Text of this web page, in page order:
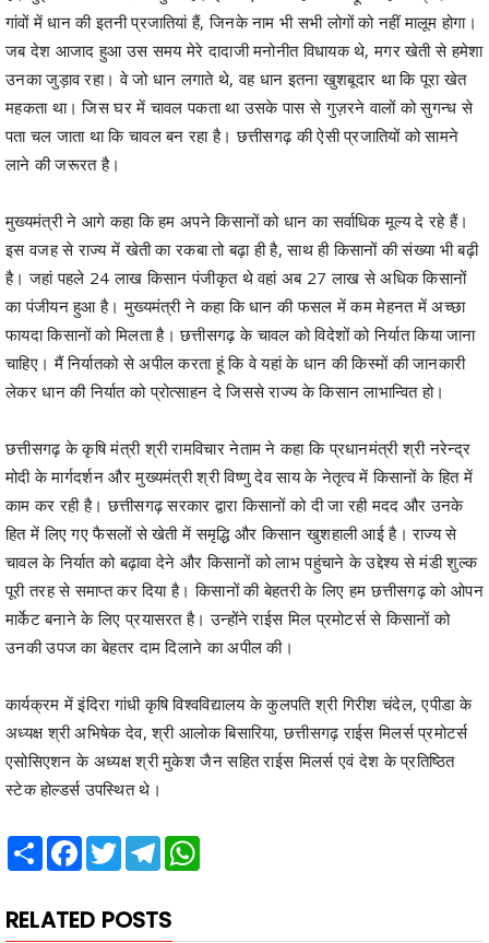
गांवों में धान की इतनी प्रजातियां हैं, जिनके नाम भी सभी लोगों को नहीं मालूम होगा।
जब देश आजाद हुआ उस समय मेरे दादाजी मनोनीत विधायक थे, मगर खेती से हमेशा
उनका जुड़ाव रहा। वे जो धान लगाते थे, वह धान इतना खुशबूदार था कि पूरा खेत
महकता था। जिस घर में चावल पकता था उसके पास से गुज़रने वालों को सुगन्ध से
पता चल जाता था कि चावल बन रहा है। छत्तीसगढ़ की ऐसी प्रजातियों को सामने
लाने की जरूरत है।
मुख्यमंत्री ने आगे कहा कि हम अपने किसानों को धान का सर्वाधिक मूल्य दे रहे हैं।
इस वजह से राज्य में खेती का रकबा तो बढ़ा ही है, साथ ही किसानों की संख्या भी बढ़ी
है। जहां पहले 24 लाख किसान पंजीकृत थे वहां अब 27 लाख से अधिक किसानों
का पंजीयन हुआ है। मुख्यमंत्री ने कहा कि धान की फसल में कम मेहनत में अच्छा
फायदा किसानों को मिलता है। छत्तीसगढ़ के चावल को विदेशों को निर्यात किया जाना
चाहिए। मैं निर्यातको से अपील करता हूं कि वे यहां के धान की किस्मों की जानकारी
लेकर धान की निर्यात को प्रोत्साहन दे जिससे राज्य के किसान लाभान्वित हो।
छत्तीसगढ़ के कृषि मंत्री श्री रामविचार नेताम ने कहा कि प्रधानमंत्री श्री नरेन्द्र
मोदी के मार्गदर्शन और मुख्यमंत्री श्री विष्णु देव साय के नेतृत्व में किसानों के हित में
काम कर रही है। छत्तीसगढ़ सरकार द्वारा किसानों को दी जा रही मदद और उनके
हित में लिए गए फैसलों से खेती में समृद्धि और किसान खुशहाली आई है। राज्य से
चावल के निर्यात को बढ़ावा देने और किसानों को लाभ पहुंचाने के उद्देश्य से मंडी शुल्क
पूरी तरह से समाप्त कर दिया है। किसानों की बेहतरी के लिए हम छत्तीसगढ़ को ओपन
मार्केट बनाने के लिए प्रयासरत है। उन्होंने राईस मिल प्रमोटर्स से किसानों को
उनकी उपज का बेहतर दाम दिलाने का अपील की।
कार्यक्रम में इंदिरा गांधी कृषि विश्वविद्यालय के कुलपति श्री गिरीश चंदेल, एपीडा के
अध्यक्ष श्री अभिषेक देव, श्री आलोक बिसारिया, छत्तीसगढ़ राईस मिलर्स प्रमोटर्स
एसोसिएशन के अध्यक्ष श्री मुकेश जैन सहित राईस मिलर्स एवं देश के प्रतिष्ठित
स्टेक होल्डर्स उपस्थित थे।
Share Facebook
TwitterTelegram
RELATED POSTS